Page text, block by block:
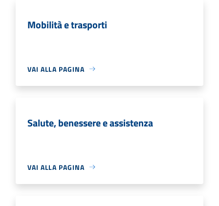
Mobilità e trasporti
VAI ALLA PAGINA
Salute, benessere e assistenza
VAI ALLA PAGINA